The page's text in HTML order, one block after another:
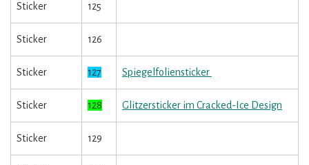
Sticker 125
Sticker 126
Sticker 127 Spiegelfoliensticker
Sticker 128 Glitzersticker im Cracked-Ice Design
Sticker 129